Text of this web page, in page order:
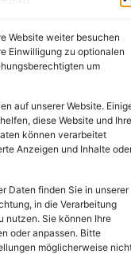
Website weiter besuchen
Einwilligung zu optionalen
um
auf unserer Website.
diese Website und Ihre
können verarbeitet
Anzeigen und Inhalte
Daten finden Sie in unserer
in die Verarbeitung
nutzen. Sie können Ihre
oder anpassen. Bitte
möglicherweise
reserved.
neuwied.de